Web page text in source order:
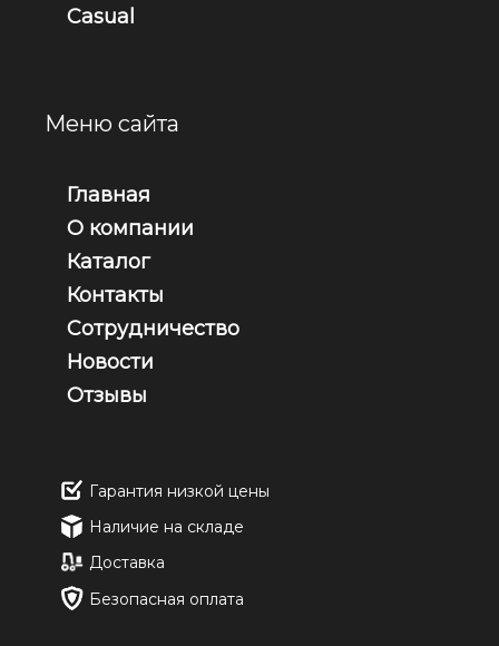
Casual
Меню сайта
Главная
О компании
Каталог
Контакты
Сотрудничество
Новости
Отзывы
Гарантия низкой цены
Наличие на складе
Доставка
Безопасная оплата